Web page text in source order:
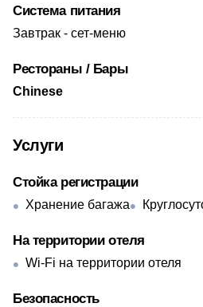
Система питания
​Завтрак - сет-меню
Рестораны / Бары
​Chinese
Услуги
Стойка регистрации
Хранение багажа
На территории отеля
Wi-Fi на территории отеля
Безопасность